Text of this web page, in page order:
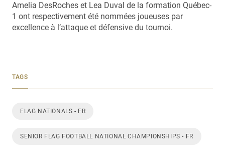
Amelia DesRoches et Lea Duval de la formation Québec-
1 ont respectivement été nommées joueuses par
excellence à l’attaque et défensive du tournoi.
TAGS
FLAG NATIONALS - FR
SENIOR FLAG FOOTBALL NATIONAL CHAMPIONSHIPS - FR